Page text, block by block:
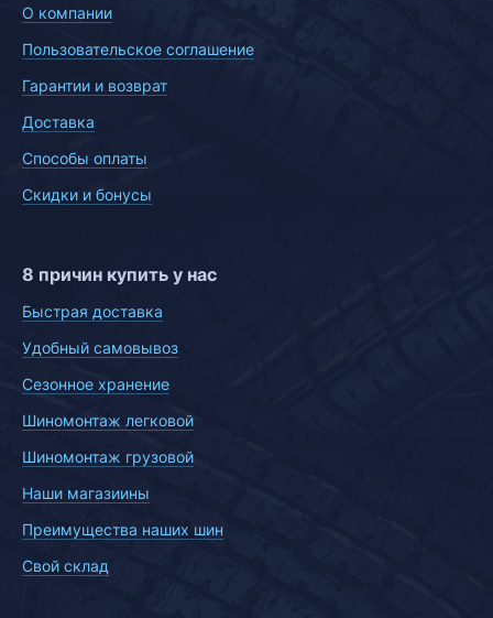
О компании
Пользовательское соглашение
Гарантии и возврат
Доставка
Способы оплаты
Скидки и бонусы
8 причин купить у нас
Быстрая доставка
Удобный самовывоз
Сезонное хранение
Шиномонтаж легковой
Шиномонтаж грузовой
Наши магазиины
Преимущества наших шин
Свой склад